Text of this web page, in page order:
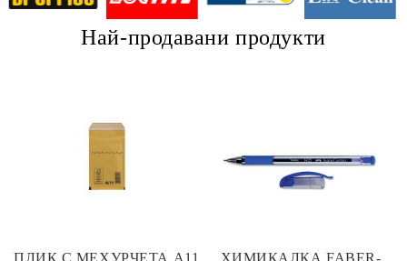
Най-продавани продукти
ПЛИК С МЕХУРЧЕТА A11
ХИМИКАЛКА FABER-